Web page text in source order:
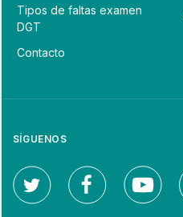
Tipos de faltas examen
DGT
Contacto
SÍGUENOS